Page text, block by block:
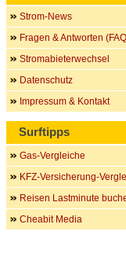
Strom-News
Fragen & Antworten
Stromabieterwechsel
Datenschutz
Impressum & Kontakt
Surftipps
Gas-Vergleiche
KFZ-Versicherung-
Reisen Lastminute
Cheabit Media